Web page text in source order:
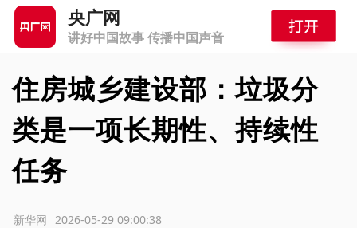
央广网
讲好中国故事 传播中国声音
住房城乡建设部：垃圾分
类是一项长期性、持续性
任务
2026-05-29 09:00:38
新华网